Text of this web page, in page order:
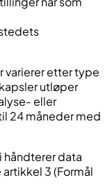
varierer etter type
utløper
eller
24 måneder med
håndterer data
3 (Formål